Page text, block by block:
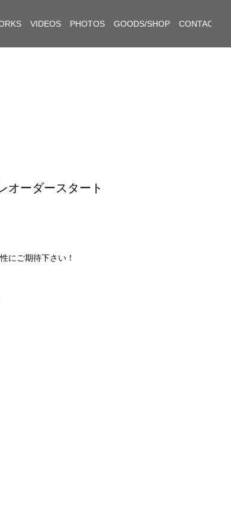
VIDEOS PHOTOS GOODS/SHOP CONTACT
オーダースタート
にご期待下さい！